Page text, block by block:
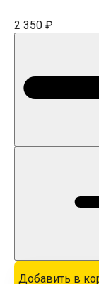
2 350 ₽
Добавить в